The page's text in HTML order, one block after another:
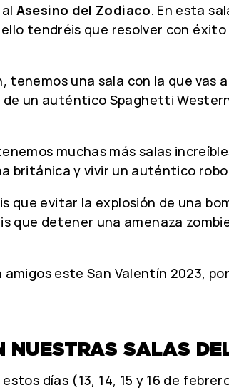
Asesino del Zodiaco. En esta
tendréis que resolver con
una sala con la que vas
un auténtico Spaghetti
muchas más salas
y vivir un auténtico robo
que evitar la explosión de una
que detener una amenaza
este San Valentín 2023,
SALAS
días (13, 14, 15 y 16 de